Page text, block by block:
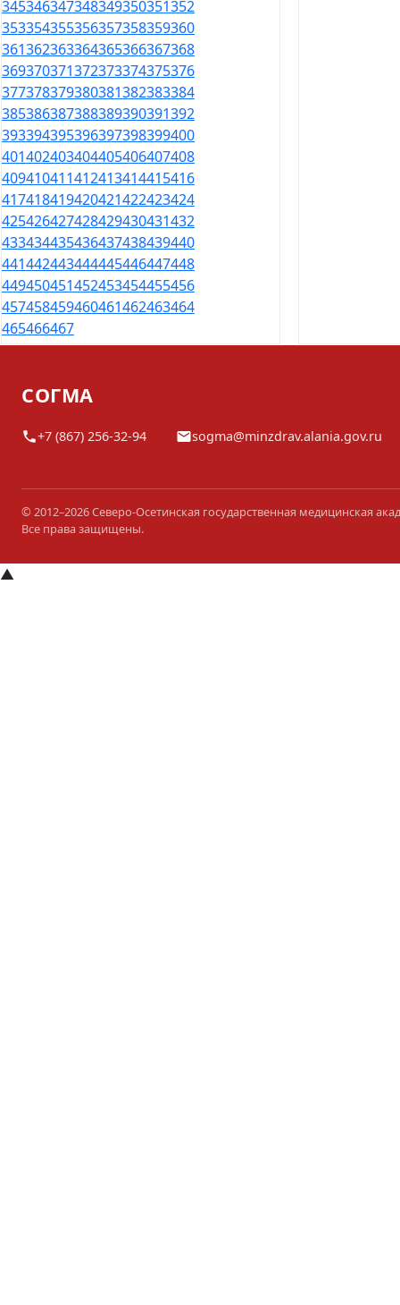
345346347348349350351352
353354355356357358359360
361362363364365366367368
369370371372373374375376
377378379380381382383384
385386387388389390391392
393394395396397398399400
401402403404405406407408
409410411412413414415416
417418419420421422423424
425426427428429430431432
433434435436437438439440
441442443444445446447448
449450451452453454455456
457458459460461462463464
465466467
СОГМА
+7 (867) 256-32-94 sogma@minzdrav.alania.gov.ru
© 2012–2026 Северо-Осетинская государственная медицинская
Все права защищены.
▲